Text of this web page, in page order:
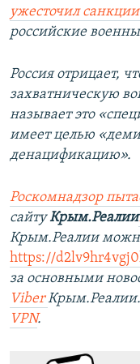
ужесточил санкции
российские
Россия отрицает,
захватническую
называет это
имеет целью
денацификацию».
Роскомнадзор
сайтуКрым.Реалии
Крым.Реалии
https://
за основными
Viber
VPN.